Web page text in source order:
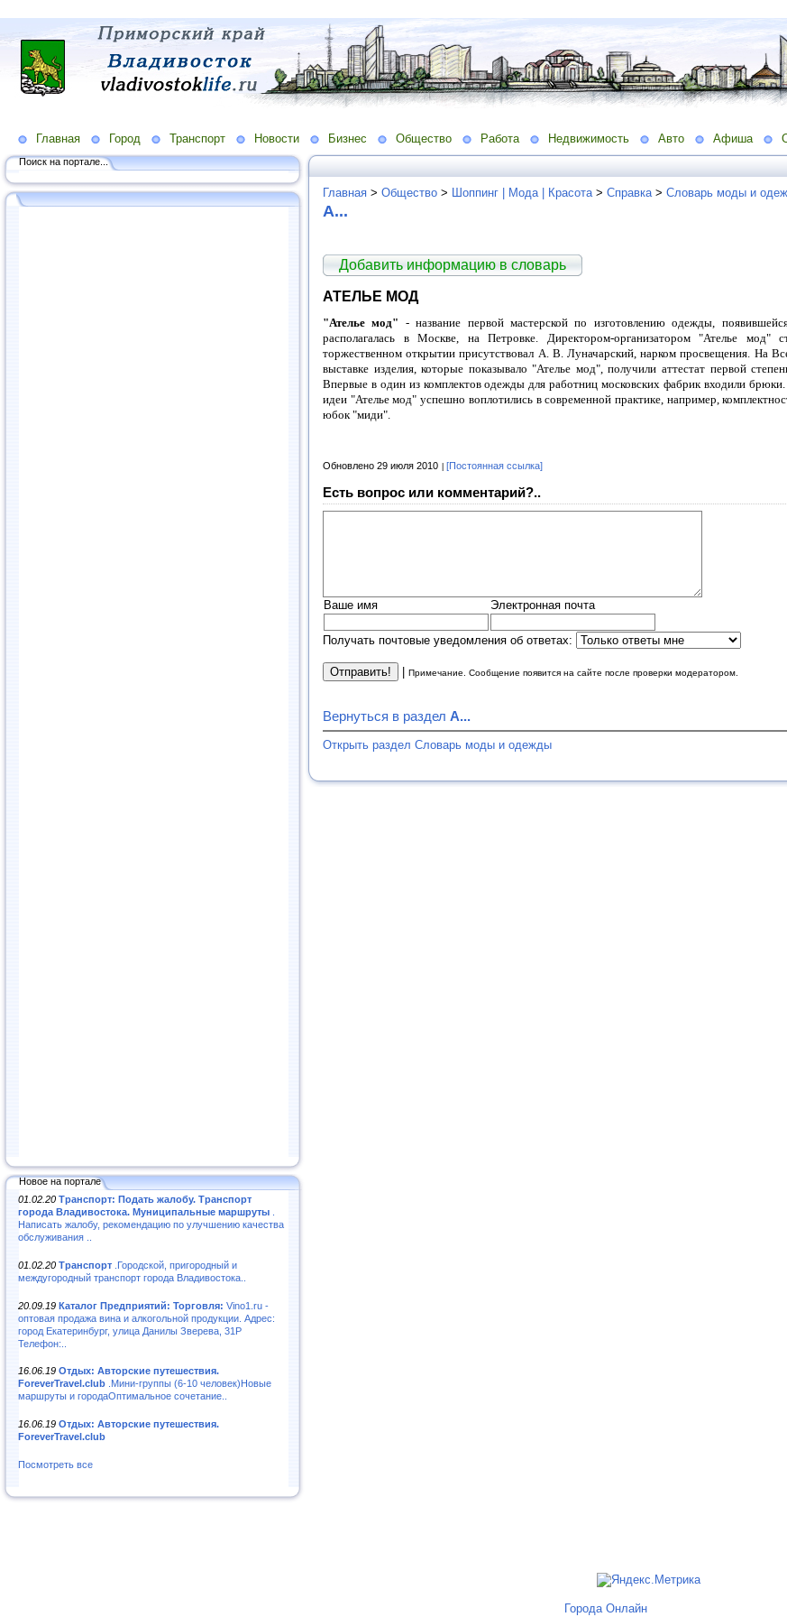
Главная Город Транспорт Новости Бизнес Общество Работа Недвижимость Авто Афиша
Поиск на портале...
Новое на портале
01.02.20 Транспорт: Подать жалобу. Транспорт
города Владивостока. Муниципальные маршруты
Написать жалобу, рекомендацию по улучшению качества
обслуживания ..
01.02.20 Транспорт .Городской, пригородный и
междугородный транспорт города Владивостока..
20.09.19 Каталог Предприятий: Торговля: Vino1.ru -
оптовая продажа вина и алкогольной продукции. Адрес:
город Екатеринбург, улица Данилы Зверева, 31Р
Телефон:..
16.06.19 Отдых: Авторские путешествия.
ForeverTravel.club .Мини-группы (6-10 человек)Новые
маршруты и городаОптимальное сочетание..
16.06.19 Отдых: Авторские путешествия.
ForeverTravel.club
Посмотреть все
Главная > Общество > Шоппинг | Мода | Красота > Справка > Словарь моды и
А...
Добавить информацию в словарь
АТЕЛЬЕ МОД
"Ателье мод" - название первой мастерской по изготовлению одежды,
располагалась в Москве, на Петровке. Директором-организатором "Ателье мод"
торжественном открытии присутствовал А. В. Луначарский, нарком просвещения. На
выставке изделия, которые показывало "Ателье мод", получили аттестат первой
Впервые в один из комплектов одежды для работниц московских фабрик входили брюки.
идеи "Ателье мод" успешно воплотились в современной практике, например,
юбок "миди".
Обновлено 29 июля 2010 [Постоянная ссылка]
Есть вопрос или комментарий?..
Ваше имя Электронная почта
Получать почтовые уведомления об ответах:
Примечание. Сообщение появится на сайте после проверки модератором.
Вернуться в раздел А...
Открыть раздел Словарь моды и одежды
Города Онлайн